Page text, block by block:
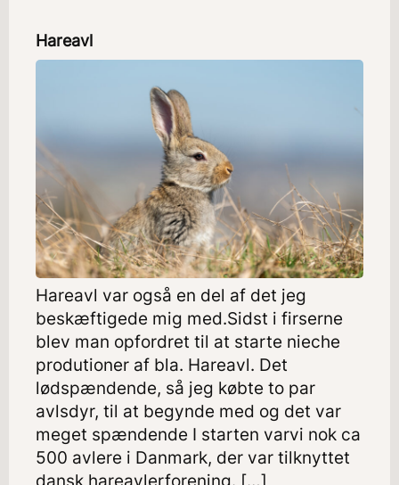
Hareavl
Hareavl var også en del af det jeg
beskæftigede mig med.Sidst i firserne
blev man opfordret til at starte nieche
produtioner af bla. Hareavl. Det
lødspændende, så jeg købte to par
avlsdyr, til at begynde med og det var
meget spændende I starten varvi nok ca
500 avlere i Danmark, der var tilknyttet